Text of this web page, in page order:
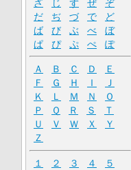
ざ
じ ず ぜ
ぞ
だ
ぢ づ で
ど
ば
び ぶ べ
ぼ
ぱ
ぴ ぷ ぺ ぽ
Ａ Ｂ Ｃ Ｄ
Ｅ
Ｆ
Ｇ Ｈ Ｉ
Ｊ
Ｋ
Ｌ Ｍ Ｎ
Ｏ
Ｐ
Ｑ Ｒ Ｓ
Ｔ
Ｕ
Ｖ Ｗ Ｘ
Ｙ
Ｚ
１ ２ ３ ４
５